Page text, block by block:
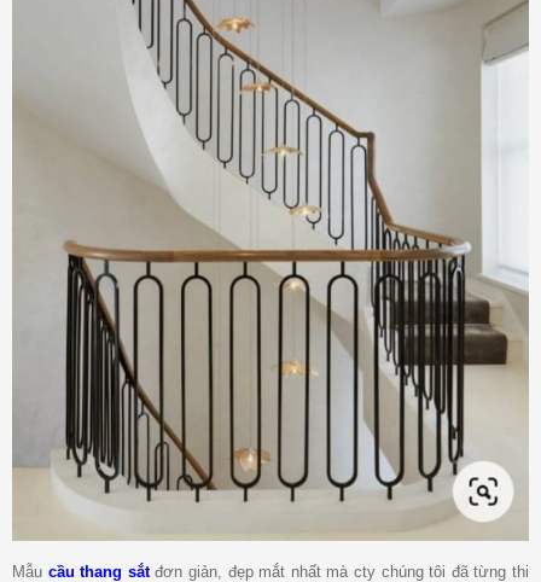
Mẫu cầu thang sắtđơn giản, đẹp mắt nhất mà cty chúng tôi đã từng thi